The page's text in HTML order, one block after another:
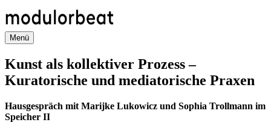
zum
Inhalt
Menü
Kunst als kollektiver Prozess –
Kuratorische und mediatorische Praxen
Hausgespräch mit Marijke Lukowicz und Sophia Trollmann im
Speicher II